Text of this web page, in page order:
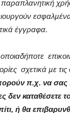
έγγραφα.
σχετικά µε
π.χ. να σας
δεν καταθέσετε
ή θα